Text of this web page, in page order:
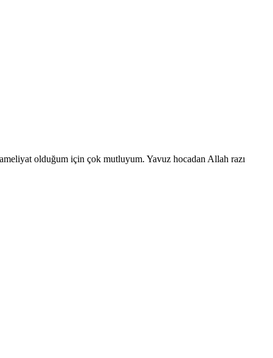
olduğum için çok mutluyum. Yavuz hocadan Allah razı